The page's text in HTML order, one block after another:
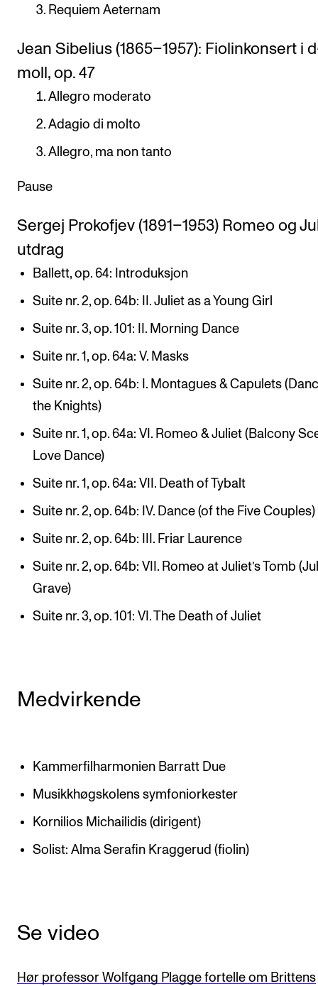
Requiem Aeternam
Jean Sibelius (1865–1957): Fiolinkonsert i
moll, op. 47
Allegro moderato
Adagio di molto
Allegro, ma non tanto
Pause
Sergej Prokofjev (1891–1953) Romeo og
utdrag
Ballett, op. 64: Introduksjon
Suite nr. 2, op. 64b: II. Juliet as a Young Girl
Suite nr. 3, op. 101: II. Morning Dance
Suite nr. 1, op. 64a: V. Masks
Suite nr. 2, op. 64b: I. Montagues & Capulets
the Knights)
Suite nr. 1, op. 64a: VI. Romeo & Juliet (Balcony
Love Dance)
Suite nr. 1, op. 64a: VII. Death of Tybalt
Suite nr. 2, op. 64b: IV. Dance (of the Five Couples)
Suite nr. 2, op. 64b: III. Friar Laurence
Suite nr. 2, op. 64b: VII. Romeo at Juliet’s Tomb
Grave)
Suite nr. 3, op. 101: VI. The Death of Juliet
Medvirkende
Kammerfilharmonien Barratt Due
Musikkhøgskolens symfoniorkester
Kornilios Michailidis (dirigent)
Solist: Alma Serafin Kraggerud (fiolin)
Se video
Hør professor Wolfgang Plagge fortelle om Brittens